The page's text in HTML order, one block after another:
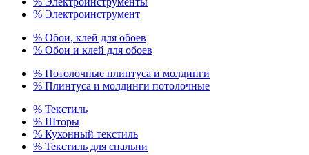
% Электроинструмент
% Обои, клей для обоев
% Обои и клей для обоев
% Потолочные плинтуса и молдинги
% Плинтуса и молдинги потолочные
% Текстиль
% Шторы
% Кухонный текстиль
% Текстиль для спальни